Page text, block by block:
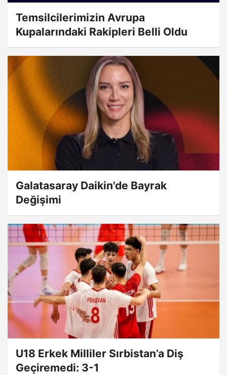
Temsilcilerimizin Avrupa
Kupalarındaki Rakipleri Belli Oldu
Galatasaray Daikin'de Bayrak
Değişimi
U18 Erkek Milliler Sırbistan’a Diş
Geçiremedi: 3-1